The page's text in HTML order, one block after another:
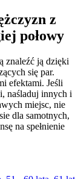
z
połowy
znaleźć ją dzięki
się par.
efektami. Jeśli
naśladuj innych i
miejsc, nie
dla samotnych,
na spełnienie